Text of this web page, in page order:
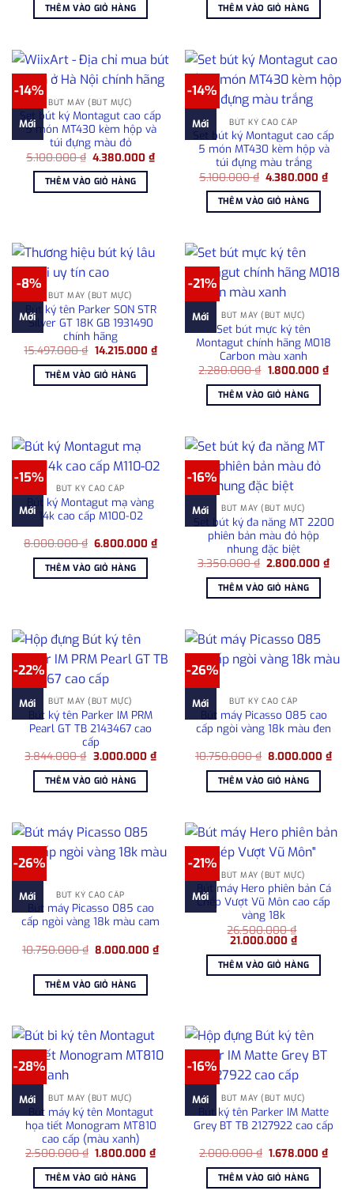
là:
1.080.000 ₫.
THÊM VÀO GIỎ HÀNG là:
10.750.000 ₫.
THÊM VÀO GIỎ HÀNG
-14%
Mới
BÚT MÁY (BÚT MỰC)
Set bút ký Montagut cao cấp
5 món MT430 kèm hộp và
túi đựng màu đỏ
5.100.000₫ Giá
là:
5.100.000 ₫.
4.380.000₫Giá
hiện
4.380.000 ₫.
THÊM VÀO GIỎ HÀNG
-14%
Mới BÚT KÝ CAO CẤP
Set bút ký Montagut cao cấp
5 món MT430 kèm hộp và
túi đựng màu trắng
5.100.000₫ Giá
là:
5.100.000 ₫.
4.380.000₫Giá
hiện
THÊM VÀO GIỎ HÀNG
-8%
Mới
BÚT MÁY (BÚT MỰC)
Bút ký tên Parker SON STR
Silver GT 18K GB 1931490
chính hãng
15.497.000₫ Giá
là:
15.497.000 ₫.
14.215.000 ₫Giá
hiện
14.215.000 ₫.
THÊM VÀO GIỎ HÀNG
-21%
Mới BÚT MÁY (BÚT MỰC)
Set bút mực ký tên
Montagut chính hãng M018
Carbon màu xanh
2.280.000₫ Giá
là:
2.280.000 ₫.
1.800.000 ₫Giá
hiện
THÊM VÀO GIỎ HÀNG
-15%
Mới
BÚT KÝ CAO CẤP
Bút ký Montagut mạ vàng
14k cao cấp M100-02
8.000.000₫ Giá
là:
8.000.000 ₫.
6.800.000₫Giá
hiện
6.800.000 ₫.
THÊM VÀO GIỎ HÀNG
-16%
Mới BÚT MÁY (BÚT MỰC)
Set bút ký đa năng MT 2200
phiên bản màu đỏ hộp
nhung đặc biệt
3.350.000₫ Giá
là:
3.350.000 ₫.
2.800.000₫Giá
hiện
THÊM VÀO GIỎ HÀNG
-22%
Mới BÚT MÁY (BÚT MỰC)
Bút ký tên Parker IM PRM
Pearl GT TB 2143467 cao
cấp
3.844.000₫ Giá
là:
3.844.000 ₫.
3.000.000 ₫Giá
3.000.000 ₫.
THÊM VÀO GIỎ HÀNG
-26%
Mới BÚT KÝ CAO CẤP
Bút máy Picasso 085 cao
cấp ngòi vàng 18k màu đen
10.750.000₫ Giá
là:
10.750.000 ₫.
8.000.000₫Giá
THÊM VÀO GIỎ HÀNG
-26%
Mới BÚT KÝ CAO CẤP
Bút máy Picasso 085 cao
cấp ngòi vàng 18k màu cam
10.750.000₫ Giá
10.750.000 ₫.
8.000.000₫Giá
hiện
THÊM VÀO GIỎ HÀNG
-21%
Mới
BÚT MÁY (BÚT MỰC)
Bút máy Hero phiên bản Cá
Chép Vượt Vũ Môn cao cấp
vàng 18k
26.500.000₫
Giá
là:
26.500.000 ₫.
21.000.000 ₫Giá
hiện
tại
là:
THÊM VÀO GIỎ HÀNG
-28%
Mới BÚT MÁY (BÚT MỰC)
Bút máy ký tên Montagut
họa tiết Monogram MT810
cao cấp (màu xanh)
2.500.000₫ Giá
là:
2.500.000 ₫.
1.800.000₫Giá
hiện
1.800.000 ₫.
THÊM VÀO GIỎ HÀNG
-16%
Mới BÚT MÁY (BÚT MỰC)
Bút ký tên Parker IM Matte
Grey BT TB 2127922 cao cấp
2.000.000₫ Giá
là:
2.000.000 ₫.
1.678.000₫Giá
hiện
THÊM VÀO GIỎ HÀNG